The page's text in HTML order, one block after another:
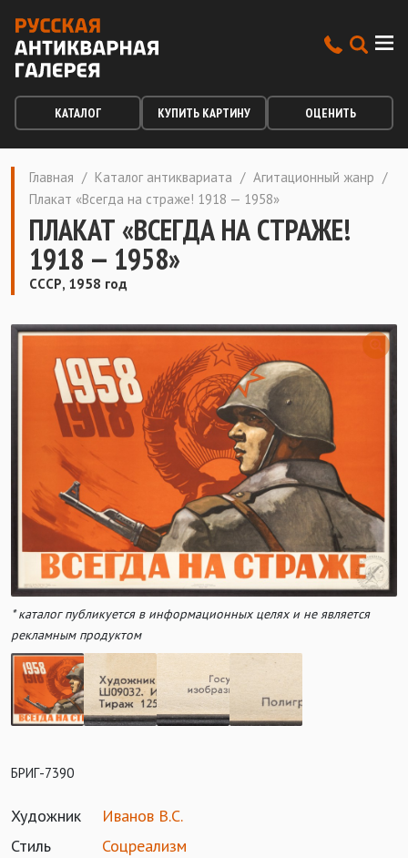
КАТАЛОГ КУПИТЬ КАРТИНУ ОЦЕНИТЬ
Главная / Каталог антиквариата / Агитационный жанр /
Плакат «Всегда на страже! 1918 — 1958»
ПЛАКАТ «ВСЕГДА НА СТРАЖЕ!
1918 — 1958»
СССР, 1958 год
* каталог публикуется в информационных целях и не является
рекламным продуктом
БРИГ-7390
Художник
Иванов В.С.
Стиль
Соцреализм